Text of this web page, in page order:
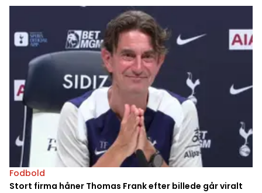
Fodbold
Stort firma håner Thomas Frank efter billede går viralt